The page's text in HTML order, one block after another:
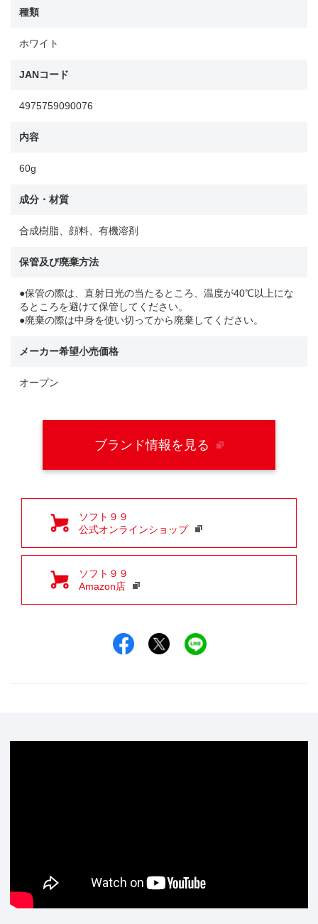
種類
ホワイト
JANコード
4975759090076
内容
60g
成分・材質
合成樹脂、顔料、有機溶剤
保管及び廃棄方法
●保管の際は、直射日光の当たるところ、温度が40℃以上にな
るところを避けて保管してください。
●廃棄の際は中身を使い切ってから廃棄してください。
メーカー希望小売価格
オープン
ブランド情報を見る
ソフト９９
公式オンラインショップ
ソフト９９
Amazon店
Facebookでシェア
XでシェアLINEでシェア